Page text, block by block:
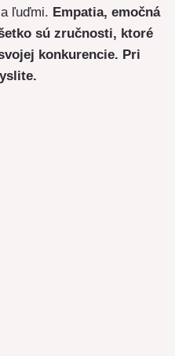
ľuďmi. Empatia, emočná
sú zručnosti, ktoré
konkurencie. Pri